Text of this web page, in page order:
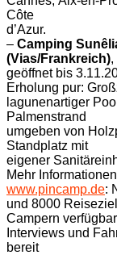
Côte
d’Azur.
– Camping
(Vias/Frankreich),
geöffnet bis
Erholung pur:
lagunenartiger
Palmenstrand
umgeben von
Standplatz mit
eigener
Mehr
www.pincamp.de:
und 8000
Campern
Interviews und
bereit